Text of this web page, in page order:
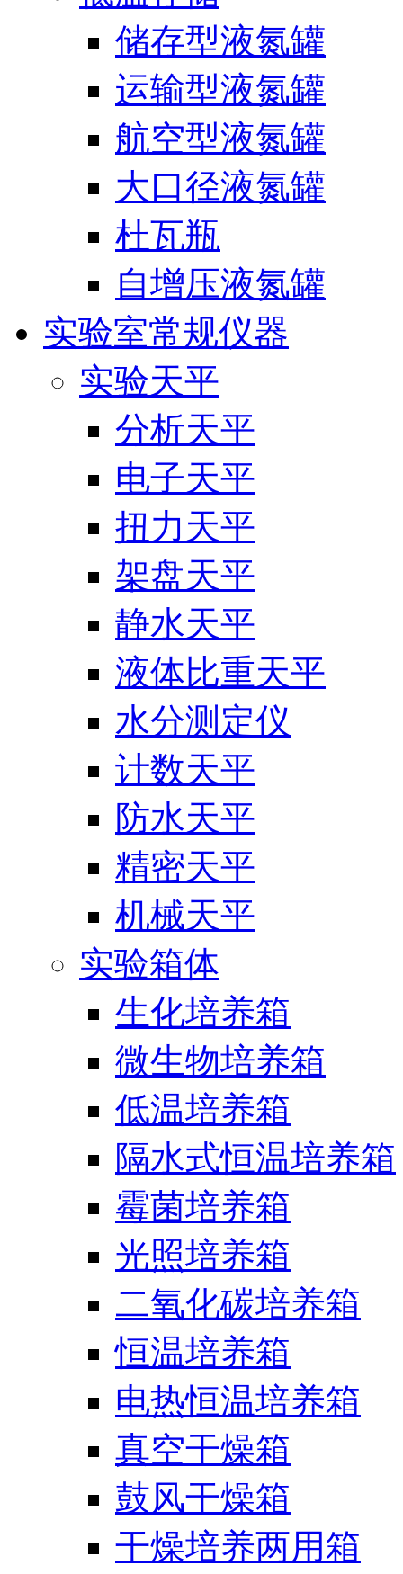
储存型液氮罐
运输型液氮罐
航空型液氮罐
大口径液氮罐
杜瓦瓶
自增压液氮罐
实验室常规仪器
实验天平
分析天平
电子天平
扭力天平
架盘天平
静水天平
液体比重天平
水分测定仪
计数天平
防水天平
精密天平
机械天平
实验箱体
生化培养箱
微生物培养箱
低温培养箱
隔水式恒温培养箱
霉菌培养箱
光照培养箱
二氧化碳培养箱
恒温培养箱
电热恒温培养箱
真空干燥箱
鼓风干燥箱
干燥培养两用箱